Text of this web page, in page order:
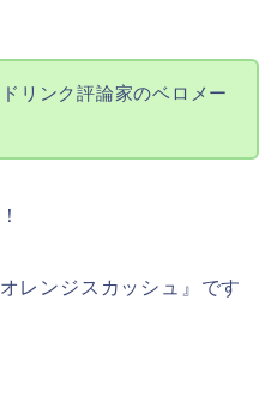
リンク評論家のベロメー
レンジスカッシュ』です